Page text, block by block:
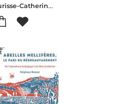
Jean Meurisse-Catherine Meurisse